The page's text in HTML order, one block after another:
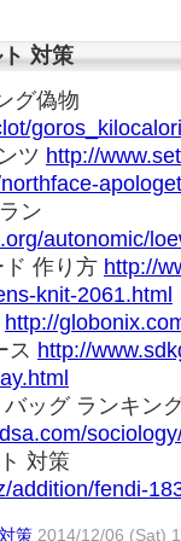
対策
グ偽物
ツ http://
ン
autonomic/
作り方 http://
knit-2061.html
http://
ス http://
ッグ ランキン
対策
addition/fendi-
策 2014/12/06 (Sat)